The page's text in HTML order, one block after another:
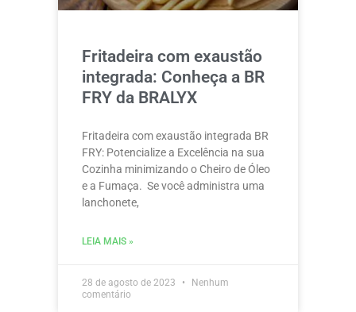
Fritadeira com exaustão
integrada: Conheça a BR
FRY da BRALYX
Fritadeira com exaustão integrada BR
FRY: Potencialize a Excelência na sua
Cozinha minimizando o Cheiro de Óleo
e a Fumaça. Se você administra uma
lanchonete,
LEIA MAIS »
28 de agosto de 2023
Nenhum
comentário